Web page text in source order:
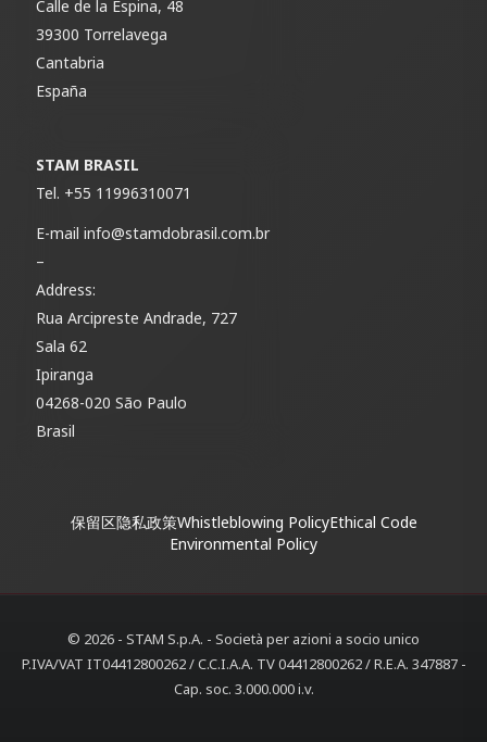
Calle de la Espina, 48
39300 Torrelavega
Cantabria
España
STAM BRASIL
Tel. +55 11996310071
E-mailinfo@stamdobrasil.com.br
–
Address:
Rua Arcipreste Andrade, 727
Sala 62
Ipiranga
04268-020 São Paulo
Brasil
保留区隐私政策Whistleblowing PolicyEthical Code
Environmental Policy
© 2026 - STAM S.p.A. - Società per azioni a socio unico
P.IVA/VAT IT04412800262 / C.C.I.A.A. TV 04412800262 / R.E.A. 347887 -
Cap. soc. 3.000.000 i.v.